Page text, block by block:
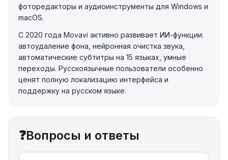
фоторедакторы и аудиоинструменты для Windows и
macOS.
С 2020 года Movavi активно развивает ИИ-функции:
автоудаление фона, нейронная очистка звука,
автоматические субтитры на 15 языках, умные
переходы. Русскоязычные пользователи особенно
ценят полную локализацию интерфейса и
поддержку на русском языке.
❓Вопросы и ответы